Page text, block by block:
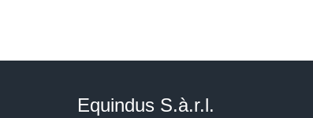
Equindus S.à.r.l.